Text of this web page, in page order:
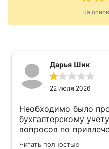
На
Дарья Шик
22 июля 2026
Необходимо было
бухгалтерскому
вопросов по
Читать полностью